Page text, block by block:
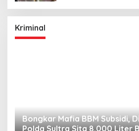
Kriminal
Bongkar Mafia BBM Subsidi,
Polda Sultra Sita 8.000 Liter